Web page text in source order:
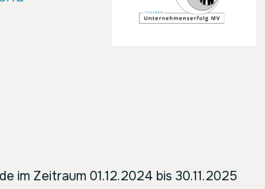
im Zeitraum 01.12.2024 bis 30.11.2025